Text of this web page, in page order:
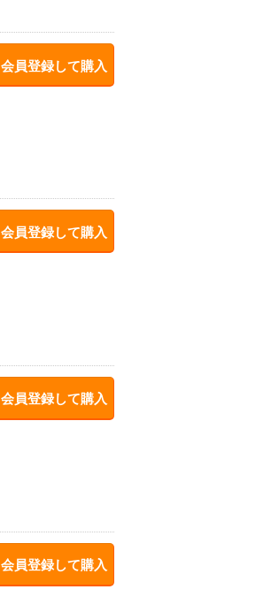
会員登録して購入
会員登録して購入
会員登録して購入
会員登録して購入